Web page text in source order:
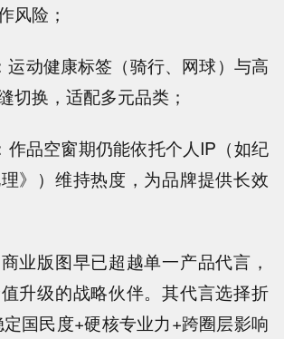
风险；
运动健康标签（骑行、网球）与高
切换，适配多元品类；
作品空窗期仍能依托个人IP（如纪
》）维持热度，为品牌提供长效
业版图早已超越单一产品代言，
升级的战略伙伴。其代言选择折
定国民度+硬核专业力+跨圈层影响